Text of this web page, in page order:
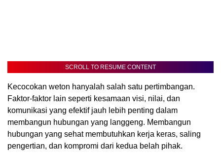
SCROLL TO RESUME CONTENT
Kecocokan weton hanyalah salah satu pertimbangan.
Faktor-faktor lain seperti kesamaan visi, nilai, dan
komunikasi yang efektif jauh lebih penting dalam
membangun hubungan yang langgeng. Membangun
hubungan yang sehat membutuhkan kerja keras, saling
pengertian, dan kompromi dari kedua belah pihak.